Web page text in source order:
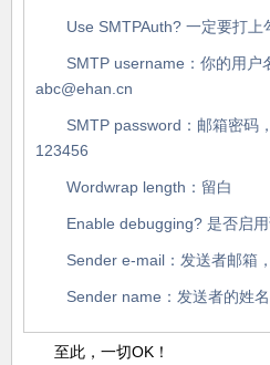
Use SMTPAuth? 一定要打上
SMTP username：你的用户
abc@ehan.cn
SMTP password：邮箱密码
123456
Wordwrap length：留白
Enable debugging? 是否启
Sender e-mail：发送者邮箱
Sender name：发送者的姓
至此，一切OK！